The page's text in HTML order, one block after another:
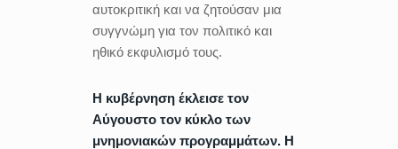
αυτοκριτική και να ζητούσαν μια
συγγνώμη για τον πολιτικό και
ηθικό εκφυλισμό τους.
Η κυβέρνηση έκλεισε τον
Αύγουστο τον κύκλο των
μνημονιακών προγραμμάτων. Η